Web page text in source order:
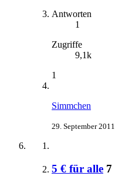
Antworten
1
Zugriffe
9,1k
1
Simmchen
29. September 2011
5 € für alle 7